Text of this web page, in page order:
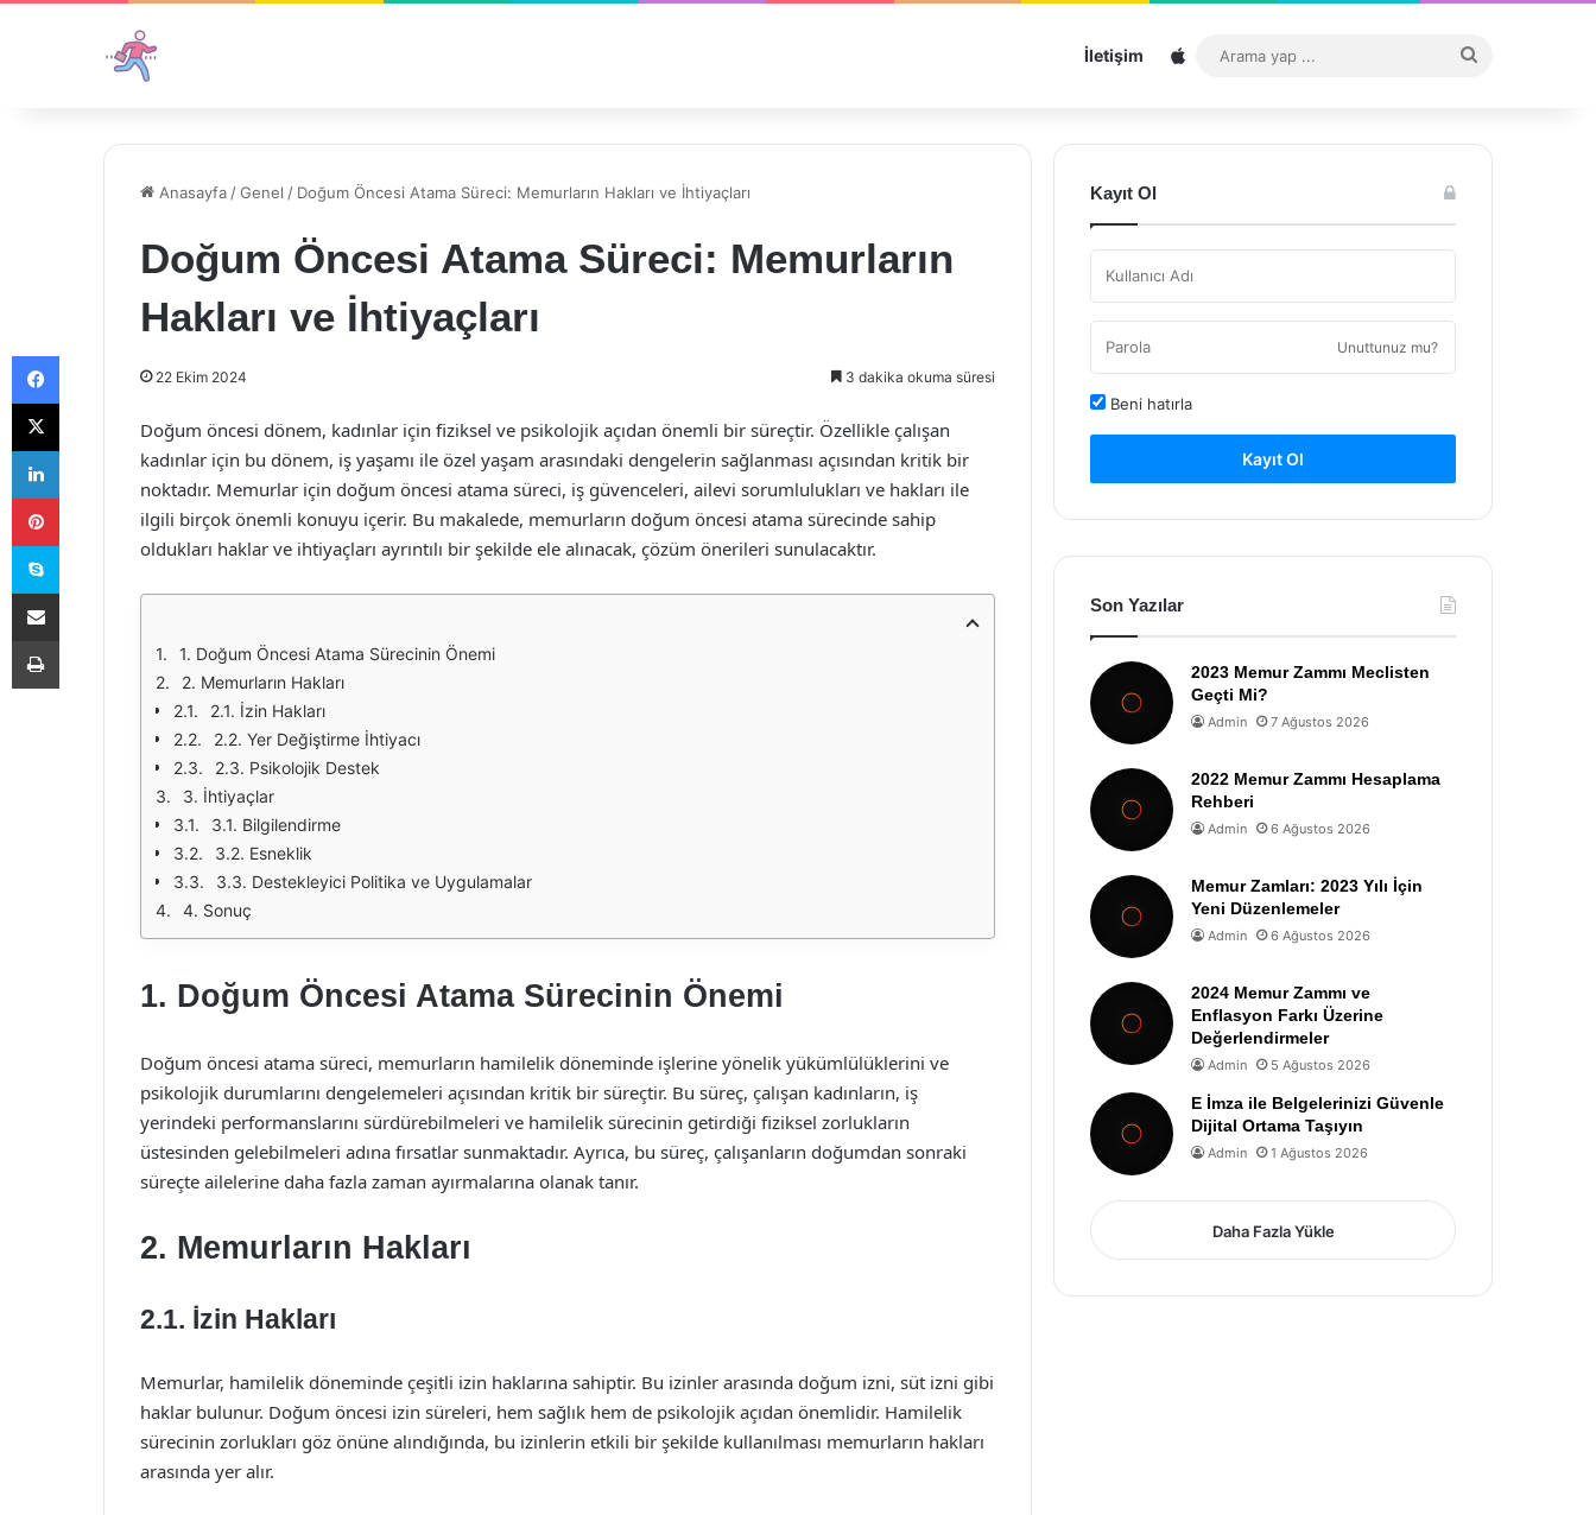
İletişim Sitemap
...
Anasayfa /Genel / Doğum Öncesi Atama Süreci: Memurların Hakları ve İhtiyaçları
Doğum Öncesi Atama Süreci: Memurların
Hakları ve İhtiyaçları
22 Ekim 2024 3 dakika okuma süresi
Doğum öncesi dönem, kadınlar için fiziksel ve psikolojik açıdan önemli bir süreçtir. Özellikle çalışan
kadınlar için bu dönem, iş yaşamı ile özel yaşam arasındaki dengelerin sağlanması açısından kritik bir
noktadır. Memurlar için doğum öncesi atama süreci, iş güvenceleri, ailevi sorumlulukları ve hakları ile
ilgili birçok önemli konuyu içerir. Bu makalede, memurların doğum öncesi atama sürecinde sahip
oldukları haklar ve ihtiyaçları ayrıntılı bir şekilde ele alınacak, çözüm önerileri sunulacaktır.
1. Doğum Öncesi Atama Sürecinin Önemi
2. Memurların Hakları
2.1. İzin Hakları
2.2. Yer Değiştirme İhtiyacı
2.3. Psikolojik Destek
3. İhtiyaçlar
3.1. Bilgilendirme
3.2. Esneklik
3.3. Destekleyici Politika ve Uygulamalar
4. Sonuç
1. Doğum Öncesi Atama Sürecinin Önemi
Doğum öncesi atama süreci, memurların hamilelik döneminde işlerine yönelik yükümlülüklerini ve
psikolojik durumlarını dengelemeleri açısından kritik bir süreçtir. Bu süreç, çalışan kadınların, iş
yerindeki performanslarını sürdürebilmeleri ve hamilelik sürecinin getirdiği fiziksel zorlukların
üstesinden gelebilmeleri adına fırsatlar sunmaktadır. Ayrıca, bu süreç, çalışanların doğumdan sonraki
süreçte ailelerine daha fazla zaman ayırmalarına olanak tanır.
2. Memurların Hakları
2.1. İzin Hakları
Memurlar, hamilelik döneminde çeşitli izin haklarına sahiptir. Bu izinler arasında doğum izni, süt izni gibi
haklar bulunur. Doğum öncesi izin süreleri, hem sağlık hem de psikolojik açıdan önemlidir. Hamilelik
sürecinin zorlukları göz önüne alındığında, bu izinlerin etkili bir şekilde kullanılması memurların hakları
arasında yer alır.
Kayıt Ol
Unuttunuz mu?
Beni hatırla
Kayıt Ol
Son Yazılar
2023 Memur Zammı Meclisten
Geçti Mi?
Admin 7 Ağustos 2026
2022 Memur Zammı Hesaplama
Rehberi
Admin 6 Ağustos 2026
Memur Zamları: 2023 Yılı İçin
Yeni Düzenlemeler
Admin 6 Ağustos 2026
2024 Memur Zammı ve
Enflasyon Farkı Üzerine
Değerlendirmeler
Admin 5 Ağustos 2026
E İmza ile Belgelerinizi Güvenle
Dijital Ortama Taşıyın
Admin 1 Ağustos 2026
Daha Fazla Yükle
Facebook
X
LinkedIn
Pinterest
Skype
E-Posta ile paylaş